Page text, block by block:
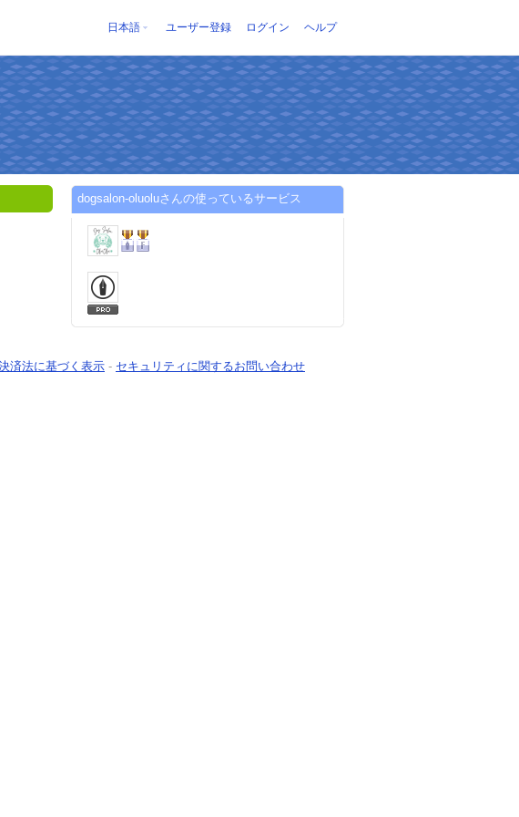
日本語 ユーザー登録 ログイン ヘルプ
dogsalon-oluoluさんの使っているサービス
済法に基づく表示 - セキュリティに関するお問い合わせ